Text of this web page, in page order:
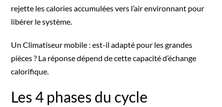
rejette les calories accumulées vers l’air environnant pour
libérer le système.
UnClimatiseur mobile : est-il adapté pour les grandes
pièces ? La réponse dépend de cette capacité d’échange
calorifique.
Les 4 phases du cycle